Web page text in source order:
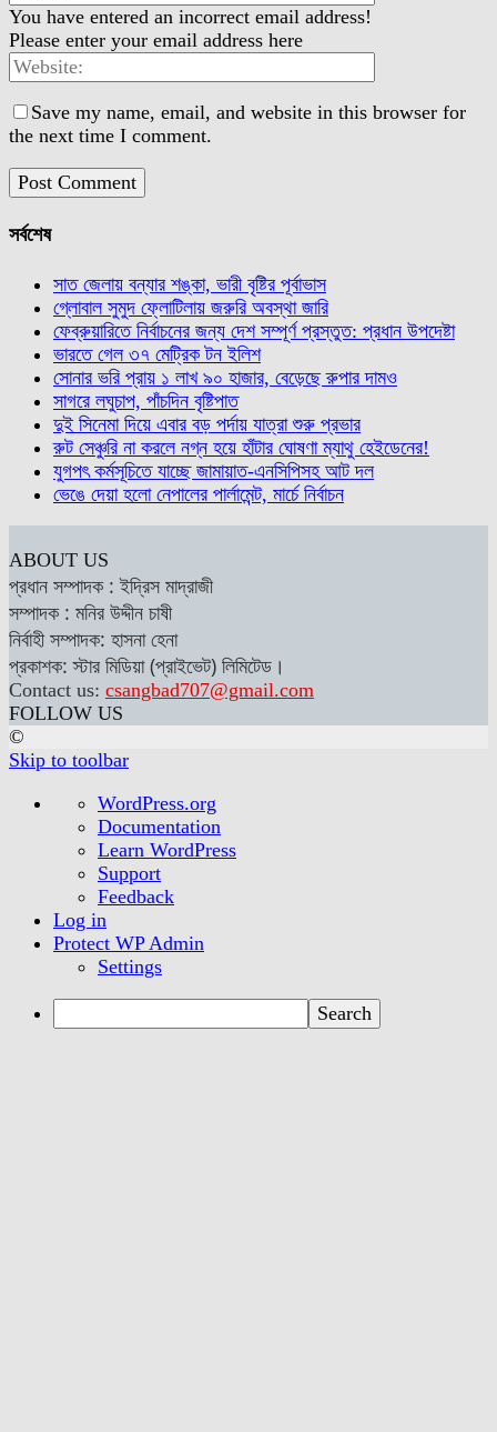
You have entered an incorrect email address!
Please enter your email address here
Save my name, email, and website in this browser for
the next time I comment.
সর্বশেষ
সাত জেলায় বন্যার শঙ্কা, ভারী বৃষ্টির পূর্বাভাস
গ্লোবাল সুমুদ ফ্লোটিলায় জরুরি অবস্থা জারি
ফেব্রুয়ারিতে নির্বাচনের জন্য দেশ সম্পূর্ণ প্রস্তুত: প্রধান উপদেষ্টা
ভারতে গেল ৩৭ মেট্রিক টন ইলিশ
সোনার ভরি প্রায় ১ লাখ ৯০ হাজার, বেড়েছে রুপার দামও
সাগরে লঘুচাপ, পাঁচদিন বৃষ্টিপাত
দুই সিনেমা দিয়ে এবার বড় পর্দায় যাত্রা শুরু প্রভার
রুট সেঞ্চুরি না করলে নগ্ন হয়ে হাঁটার ঘোষণা ম্যাথু হেইডেনের!
যুগপৎ কর্মসূচিতে যাচ্ছে জামায়াত-এনসিপিসহ আট দল
ভেঙে দেয়া হলো নেপালের পার্লামেন্ট, মার্চে নির্বাচন
ABOUT US
প্রধান সম্পাদক : ইদ্রিস মাদ্রাজী
সম্পাদক : মনির উদ্দীন চাষী
নির্বাহী সম্পাদক: হাসনা হেনা
প্রকাশক: স্টার মিডিয়া (প্রাইভেট) লিমিটেড।
Contact us: csangbad707@gmail.com
FOLLOW US
©
Skip to toolbar
About
WordPress
WordPress.org
Documentation
Learn WordPress
Support
Feedback
Log in
Protect WP Admin
Settings
Search